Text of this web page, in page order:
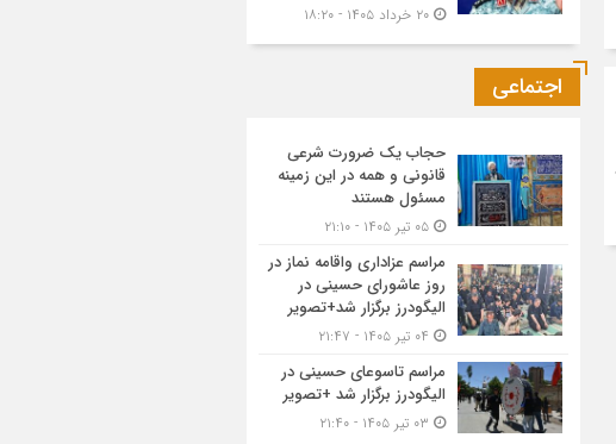
اجتماعی
حجاب یک ضرورت شرعی
قانونی و همه در این زمینه
مسئول هستند
مراسم عزاداری واقامه نماز در
روز عاشورای حسینی در
الیگودرز برگزار شد+تصویر
مراسم تاسوعای حسینی در
الیگودرز برگزار شد +تصویر